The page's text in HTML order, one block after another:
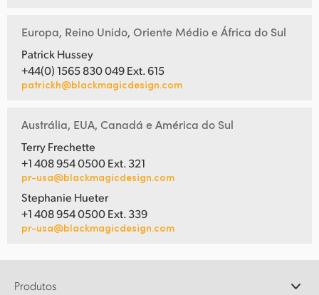
Europa, Reino Unido, Oriente Médio e África do Sul
Patrick Hussey
+44(0) 1565 830 049 Ext. 615
patrickh@blackmagicdesign.com
Austrália, EUA, Canadá e América do Sul
Terry Frechette
+1 408 954 0500 Ext. 321
pr-usa@blackmagicdesign.com
Stephanie Hueter
+1 408 954 0500 Ext. 339
pr-usa@blackmagicdesign.com
Produtos